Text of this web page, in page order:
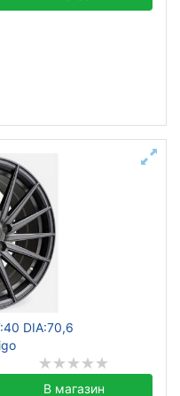
DIA:70,6
В магазин